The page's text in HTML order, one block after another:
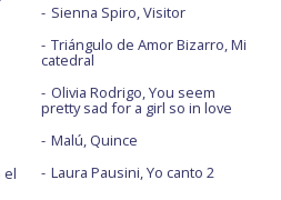
el
Sienna Spiro, Visitor
Triángulo de Amor Bizarro, Mi
catedral
Olivia Rodrigo, You seem
pretty sad for a girl so in love
Malú, Quince
Laura Pausini, Yo canto 2